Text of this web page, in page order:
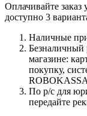
Оплачивайте
доступно 3
Наличные
Безналичный
магазине:
покупку,
По р/c для
передайте